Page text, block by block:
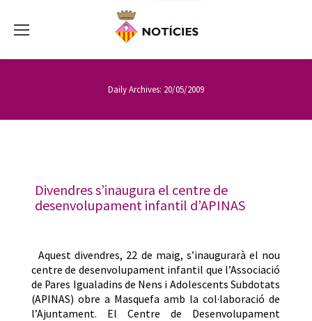
Daily Archives: 20/05/2009
Divendres s’inaugura el centre de
desenvolupament infantil d’APINAS
Aquest divendres, 22 de maig, s’inaugurarà el nou
centre de desenvolupament infantil que l’Associació
de Pares Igualadins de Nens i Adolescents Subdotats
(APINAS) obre a Masquefa amb la col·laboració de
l’Ajuntament. El Centre de Desenvolupament